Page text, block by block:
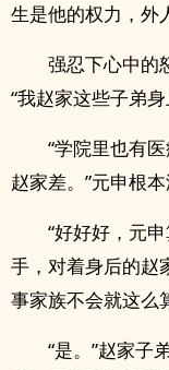
生是他的权力，外
强忍下心中的
“我赵家这些子弟
“学院里也有
赵家差。”元申根
“好好好，元
手，对着身后的赵
事家族不会就这么
“是。”赵家子